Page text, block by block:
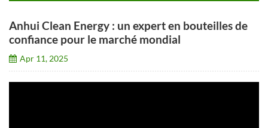
Anhui Clean Energy : un expert en bouteilles de
confiance pour le marché mondial
Apr 11, 2025